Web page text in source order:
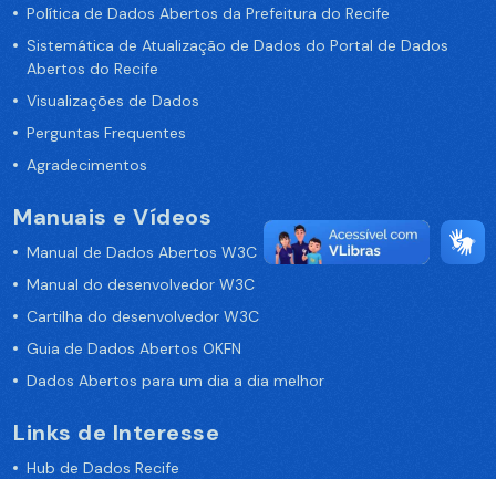
Política de Dados Abertos da Prefeitura do Recife
Sistemática de Atualização de Dados do Portal de Dados
Abertos do Recife
Visualizações de Dados
Perguntas Frequentes
Agradecimentos
Manuais e Vídeos
Manual de Dados Abertos W3C
Manual do desenvolvedor W3C
Cartilha do desenvolvedor W3C
Guia de Dados Abertos OKFN
Dados Abertos para um dia a dia melhor
Links de Interesse
Hub de Dados Recife